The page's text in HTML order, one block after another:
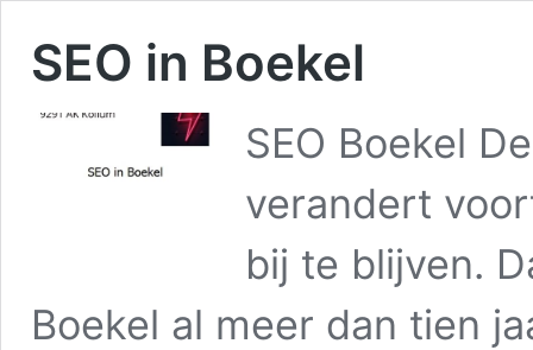
SEO in Boekel
SEO Boekel
verandert
bij te blijven.
Boekel al meer dan tien